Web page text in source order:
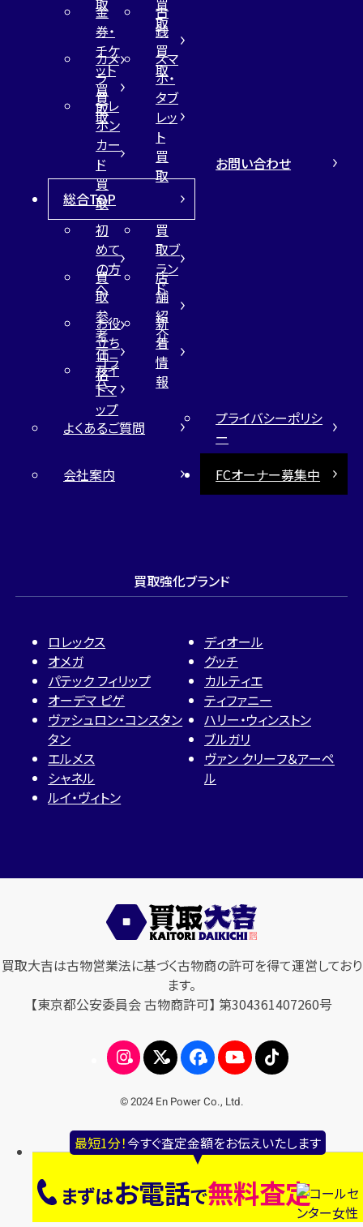
最短1分！今すぐ査定金額をお伝えいたします
まずはお電話で無料査定
取
金
券・
チケ
ット
買
取
古
銭
買
取
カメ
ラ
買
取
スマ
ホ・
タブ
レッ
ト
買
取
テレ
ホン
カー
ド
買
取
総合TOP
初
めて
の方
へ
買
取ブ
ラン
ド
買
取
参
考
価
格
店
舗
紹
介
お役
立ち
コラ
ム
新
着
情
報
サイ
トマ
ップ
お問い合わせ
よくあるご質問
プライバシーポリシ
ー
会社案内
FCオーナー募集中
買取強化ブランド
ロレックス
オメガ
パテック フィリップ
オーデマ ピゲ
ヴァシュロン・コンスタン
タン
エルメス
シャネル
ルイ・ヴィトン
ディオール
グッチ
カルティエ
ティファニー
ハリー・ウィンストン
ブルガリ
ヴァン クリーフ＆アーペ
ル
買取大吉は古物営業法に基づく古物商の許可を得て運営しており
ます。
【東京都公安委員会 古物商許可】 第304361407260号
© 2024 En Power Co., Ltd.